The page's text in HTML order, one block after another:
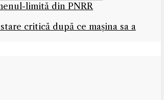
limită din PNRR
critică după ce mașina sa a